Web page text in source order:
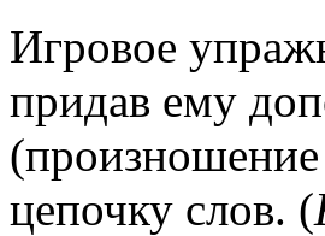
Игровое
придав ему
цепочку слов. (